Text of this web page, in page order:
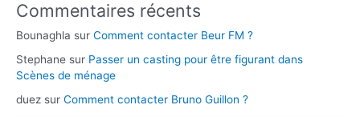
Commentaires récents
Bounaghla sur Comment contacter Beur FM ?
Stephane sur Passer un casting pour être figurant dans
Scènes de ménage
duez sur Comment contacter Bruno Guillon ?